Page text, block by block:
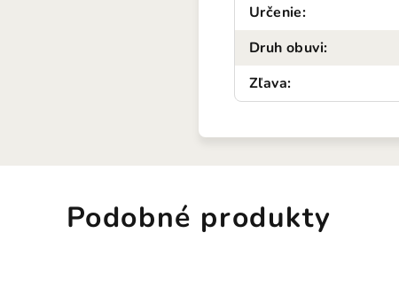
Určenie:
Druh obuvi:
Zľava:
Podobné produkty